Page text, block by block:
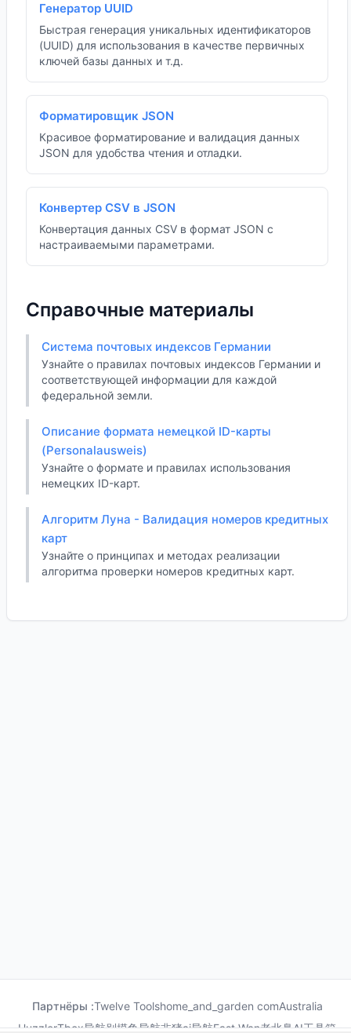
Генератор UUID
Быстрая генерация уникальных идентификаторов
(UUID) для использования в качестве первичных
ключей базы данных и т.д.
Форматировщик JSON
Красивое форматирование и валидация данных
JSON для удобства чтения и отладки.
Конвертер CSV в JSON
Конвертация данных CSV в формат JSON с
настраиваемыми параметрами.
Справочные материалы
Система почтовых индексов Германии
Узнайте о правилах почтовых индексов Германии и
соответствующей информации для каждой
федеральной земли.
Описание формата немецкой ID-карты
(Personalausweis)
Узнайте о формате и правилах использования
немецких ID-карт.
Алгоритм Луна - Валидация номеров кредитных
карт
Узнайте о принципах и методах реализации
алгоритма проверки номеров кредитных карт.
Партнёры :Twelve Toolshome_and_garden comAustralia
HuzzlerTbox导航别摸鱼导航非猪ai导航Fast Wan老北鼻AI工具箱